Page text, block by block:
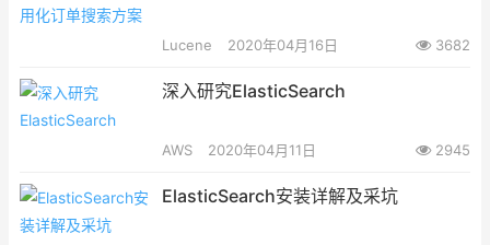
Lucene 2020年04月16日 3682
深入研究ElasticSearch
AWS 2020年04月11日 2945
ElasticSearch安装详解及采坑